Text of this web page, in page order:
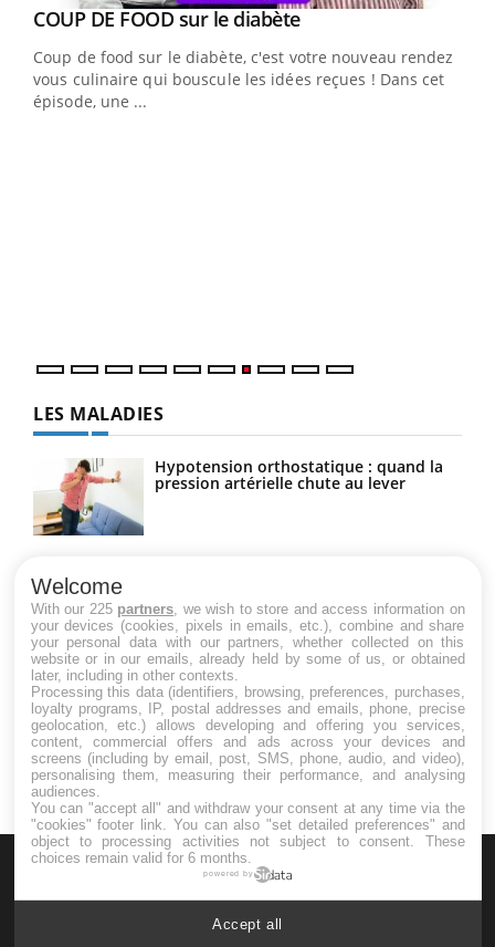
Youtube
COUP DE FOOD sur le diabèteYoutube
Coup de food sur le diabète, c'est votre nouveau rendez-
vous culinaire qui bouscule les idées reçues ! Dans cet
épisode, une ...
LES MALADIES
Hypotension orthostatique : quand la
pression artérielle chute au lever
Maladie de Charcot (Sclérose latérale
amyotrophique)
Welcome
With our 225 partners , we wish to store and access information on
your devices (cookies, pixels in emails, etc.), combine and share
your personal data with our partners, whether collected on this
website or in our emails, already held by some of us, or obtained
later, including in other contexts.
Processing this data (identifiers, browsing, preferences, purchases,
loyalty programs, IP, postal addresses and emails, phone, precise
geolocation, etc.) allows developing and offering you services,
content, commercial offers and ads across your devices and
screens (including by email, post, SMS, phone, audio, and video),
personalising them, measuring their performance, and analysing
audiences.
You can "accept all" and withdraw your consent at any time via the
"cookies" footer link . You can also "set detailed preferences" and
object to processing activities not subject to consent. These
choices remain valid for 6 months.
powered by
Accept all